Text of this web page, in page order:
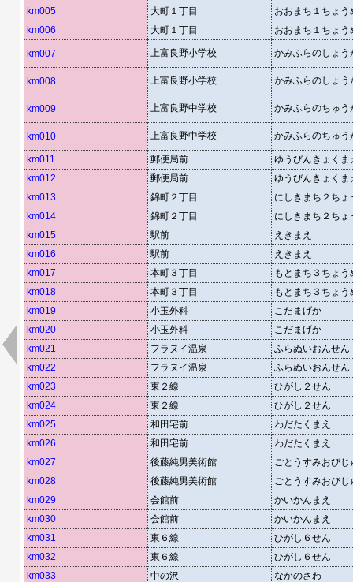
km005
大町１丁目
おおまち１ちょう
km006
大町１丁目 おおまち１ちょう
km007 上富良野小学校 かみふらのしょう
km008 上富良野小学校 かみふらのしょう
km009 上富良野中学校 かみふらのちゅう
km010 上富良野中学校 かみふらのちゅう
km011 郵便局前
ゆうびんきょくま
km012
郵便局前
ゆうびんきょくま
km013
錦町２丁目
にしきまち２ちょ
km014
錦町２丁目
にしきまち２ちょ
km015
駅前
えきまえ
km016
駅前
えきまえ
km017
本町３丁目
もとまち３ちょう
km018
本町３丁目
もとまち３ちょう
km019
小玉外科
こだまげか
km020
小玉外科
こだまげか
km021
フラヌイ温泉
ふらぬいおんせん
km022
フラヌイ温泉
ふらぬいおんせん
km023
東２線
ひがし２せん
km024
東２線
ひがし２せん
km025
和田宅前
わだたくまえ
km026
和田宅前
わだたくまえ
km027
後藤純男美術館
ごとうすみおびじ
km028
後藤純男美術館
ごとうすみおびじ
km029
会館前
かいかんまえ
km030
会館前
かいかんまえ
km031
東６線
ひがし６せん
km032
東６線
ひがし６せん
km033
中の沢
なかのさわ